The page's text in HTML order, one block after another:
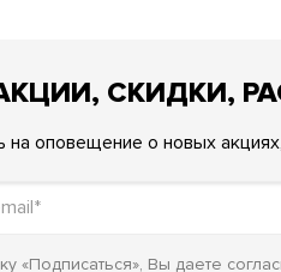
системы
принудительной
СКИДКИ,
оповещение о новых
«Подписаться», Вы даете